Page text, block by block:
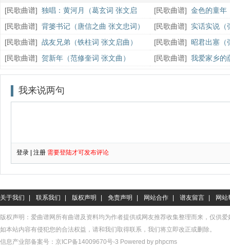
[民歌曲谱] 独唱：黄河月（葛玄词 张文启
曲）
[民歌曲谱] 金色的童年
[民歌曲谱] 背篓书记（唐信之曲 张文忠词） [民歌曲谱]
实话实说（
[民歌曲谱] 战友兄弟（铁柱词 张文启曲） [民歌曲谱]
昭君出塞（
[民歌曲谱] 贺新年（范修奎词 张文曲） [民歌曲谱] 我爱家乡的
春词）
关于我们 联系我们 版权声明 免责声明 网站合作 谱友留言 网站
版权声明：爱曲谱网所有曲谱及资料均为作者提供或网友推荐收集整理而来，仅供
如本站内容有侵犯您的合法权益，请和我们取得联系，我们将立即改正或删除。
信息产业部备案号： 京ICP备14009670号-3 Powered by phpcms